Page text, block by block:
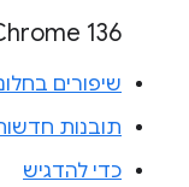
136
שיפורים
תובנות
כדי להדגיש